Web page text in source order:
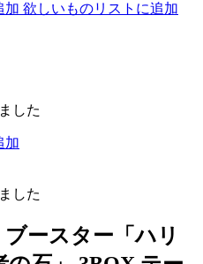
欲しいものリストに追加
した
した
ースター「ハリ